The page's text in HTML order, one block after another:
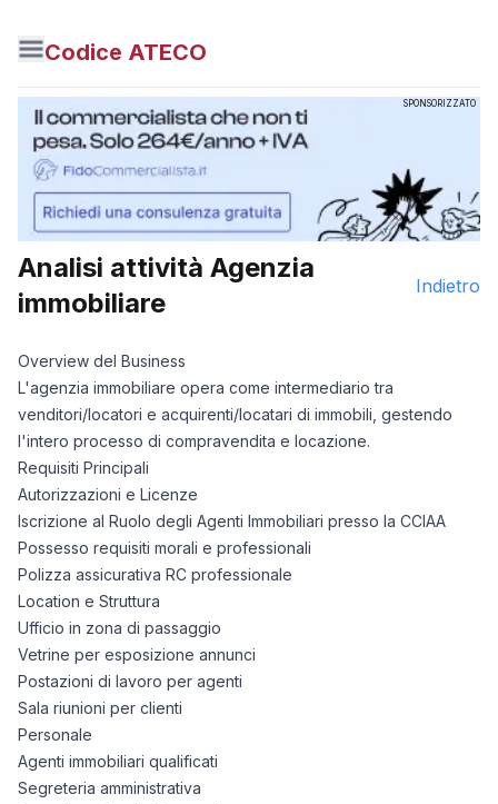
Codice ATECO
SPONSORIZZATO
Analisi attività Agenzia
immobiliare
Indietro
Overview del Business
L'agenzia immobiliare opera come intermediario tra
venditori/locatori e acquirenti/locatari di immobili, gestendo
l'intero processo di compravendita e locazione.
Requisiti Principali
Autorizzazioni e Licenze
Iscrizione al Ruolo degli Agenti Immobiliari presso la CCIAA
Possesso requisiti morali e professionali
Polizza assicurativa RC professionale
Location e Struttura
Ufficio in zona di passaggio
Vetrine per esposizione annunci
Postazioni di lavoro per agenti
Sala riunioni per clienti
Personale
Agenti immobiliari qualificati
Segreteria amministrativa